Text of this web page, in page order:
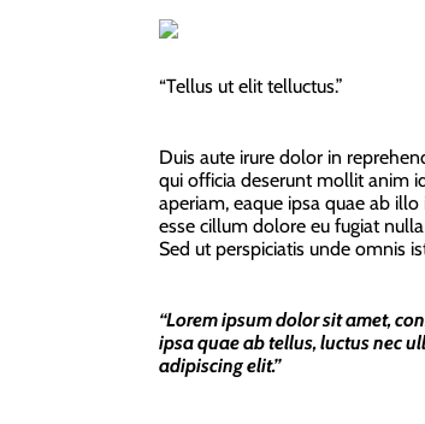
“Tellus ut elit telluctus.”
Duis aute irure dolor in
qui officia deserunt mollit anim
aperiam, eaque ipsa quae ab
esse cillum dolore eu fugiat
Sed ut perspiciatis unde omnis
“Lorem ipsum dolor sit amet,
ipsa quae ab tellus, luctus nec
adipiscing elit.”